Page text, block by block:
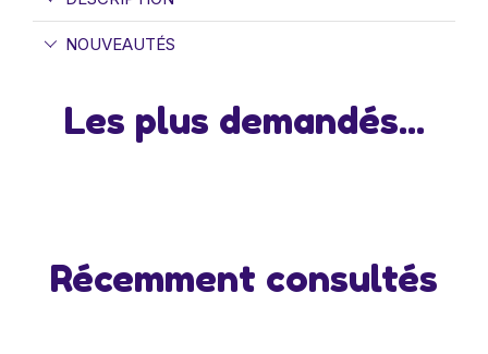
NOUVEAUTÉS
Les plus demandés...
Récemment consultés